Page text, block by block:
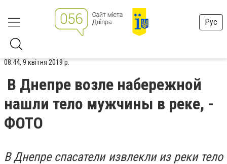
Рус
08:44, 9 квітня 2019 р.
В Днепре возле набережной
нашли тело мужчины в реке, -
ФОТО
В Днепре спасатели извлекли из реки тело